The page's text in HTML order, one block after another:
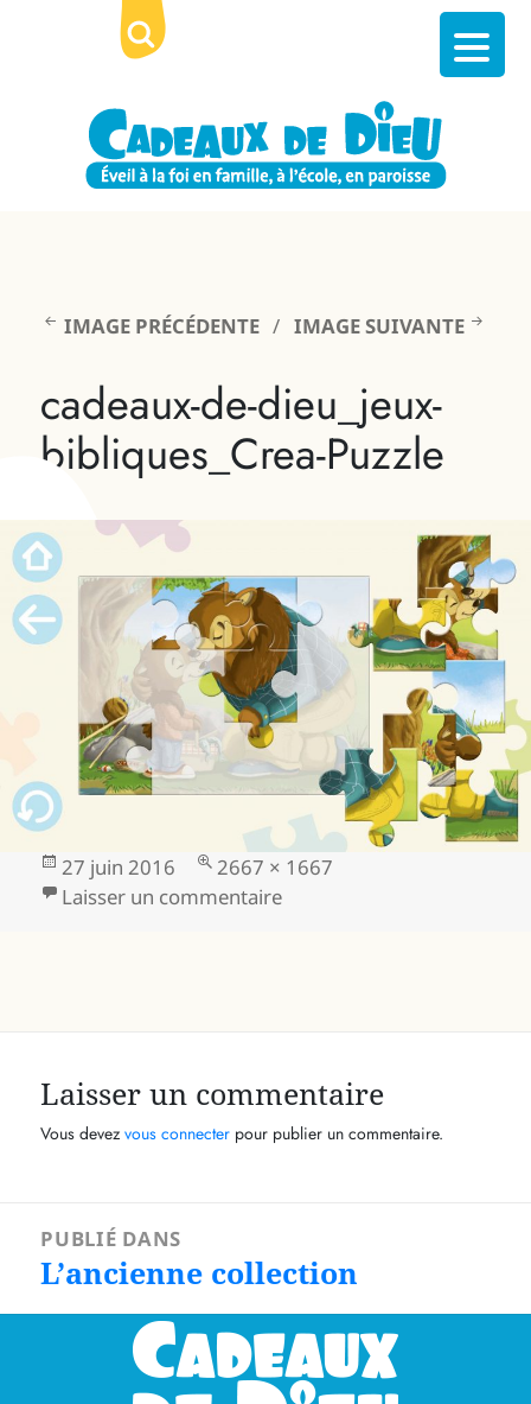
IMAGE PRÉCÉDENTE IMAGE SUIVANTE
cadeaux-de-dieu_jeux-
bibliques_Crea-Puzzle
Publié
le
27 juin 2016
Taille
réelle
2667 × 1667
Laisser un commentairesur cadeaux-de-dieu_jeux-
Laisser un commentaire
Vous devezvous connecter pour publier un commentaire.
Navigation
l’article
PUBLIÉ DANS
L’ancienne collection